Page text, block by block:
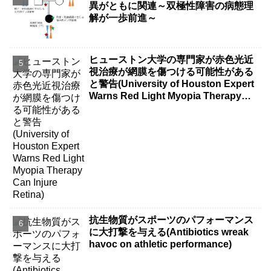
異がともに関連～双極性障害の病態理
解が一歩前進～
ヒューストン大学の専門家が赤色光近
視治療が網膜を傷つける可能性がある
と警告(University of Houston Expert
Warns Red Light Myopia Therapy
抗生物質がスポーツのパフォーマンス
に大打撃を与える(Antibiotics wreak
havoc on athletic performance)